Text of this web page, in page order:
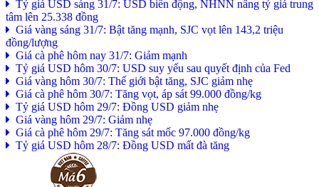
Tỷ giá USD sáng 31/7: USD biến động, NHNN nâng tỷ giá trung
tâm lên 25.338 đồng
Giá vàng sáng 31/7: Bật tăng mạnh, SJC vọt lên 143,2 triệu
đồng/lượng
Giá cà phê hôm nay 31/7: Giảm mạnh
Tỷ giá USD hôm 30/7: USD suy yếu sau quyết định của Fed
Giá vàng hôm 30/7: Thế giới bật tăng, SJC giảm nhẹ
Giá cà phê hôm 30/7: Tăng vọt, áp sát 99.000 đồng/kg
Tỷ giá USD hôm 29/7: Đồng USD giảm nhẹ
Giá vàng hôm 29/7: Giảm nhẹ
Giá cà phê hôm 29/7: Tăng sát mốc 97.000 đồng/kg
Tỷ giá USD hôm 28/7: Đồng USD mất đà tăng